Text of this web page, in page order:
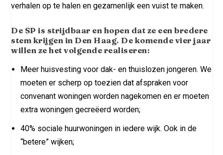
verhalen op te halen en gezamenlijk een vuist te maken.
De SP is strijdbaar en hopen dat ze een bredere
stem krijgen in Den Haag. De komende vier jaar
willen ze het volgende realiseren:
Meer huisvesting voor dak- en thuislozen jongeren. We
moeten er scherp op toezien dat afspraken voor
convenant woningen worden nagekomen en er moeten
extra woningen gecreëerd worden;
40% sociale huurwoningen in iedere wijk. Ook in de
“betere” wijken;